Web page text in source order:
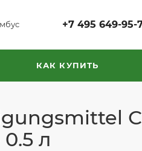
+7 495 649-95-
КАК КУПИТЬ
л